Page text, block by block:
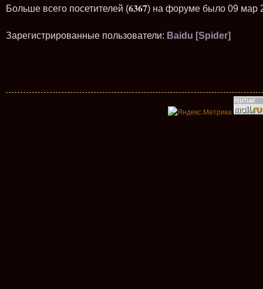
Больше всего посетителей (6367) на форуме было 09 мар
Зарегистрированные пользователи: Baidu [Spider]